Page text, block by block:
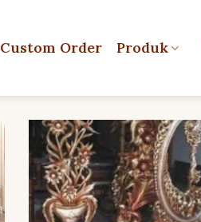
Custom Order Produk